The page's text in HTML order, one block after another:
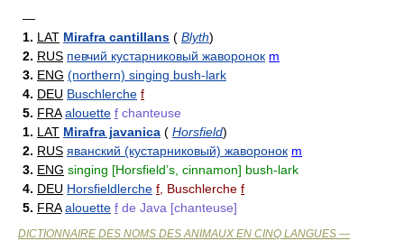
—
1. LAT Mirafra cantillans ( Blyth)
2. RUS певчий кустарниковый жаворонок m
3. ENG (northern) singing bush-lark
4. DEU Buschlerche f
5. FRA alouette f chanteuse
1. LAT Mirafra javanica ( Horsfield)
2. RUS яванский (кустарниковый) жаворонок m
3. ENG singing [Horsfield’s, cinnamon] bush-lark
4. DEU Horsfieldlerche f , Buschlerche f
5. FRA alouette f de Java [chanteuse]
DICTIONNAIRE DES NOMS DES ANIMAUX EN CINQ LANGUES —